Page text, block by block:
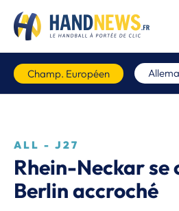
Champ. Européen
ALL - J27
Rhein-Neckar se
Berlin accroché